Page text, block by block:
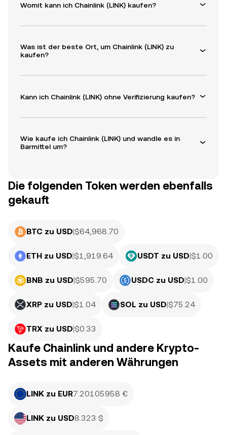
Womit kann ich Chainlink (LINK) kaufen?
Was ist der beste Ort, um Chainlink (LINK) zu
kaufen?
Kann ich Chainlink (LINK) ohne Verifizierung kaufen?
Wie kaufe ich Chainlink (LINK) und wandle es in
Barmittel um?
Die folgenden Token werden ebenfalls
gekauft
BTC zu USD|$64,968.70
ETH zu USD|$1,919.64 USDT zu USD|$1.00
BNB zu USD|$595.70 USDC zu USD|$1.00
XRP zu USD|$1.04 SOL zu USD|$75.24
TRX zu USD|$0.33
Kaufe Chainlink und andere Krypto-
Assets mit anderen Währungen
LINK zu EUR7.20105958 €
LINK zu USD8.323 $